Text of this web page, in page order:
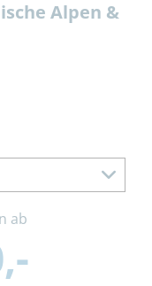
Alpen &
ab